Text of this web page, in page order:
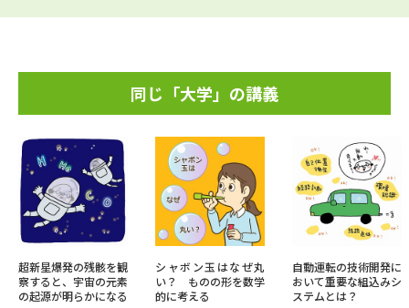
同じ「大学」の講義
超新星爆発の残骸を観
察すると、宇宙の元素
の起源が明らかになる
シャボン玉はなぜ丸
い？ ものの形を数学
的に考える
自動運転の技術開発に
おいて重要な組込みシ
ステムとは？